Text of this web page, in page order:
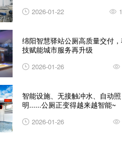
2026-01-22
绵阳智慧驿站公厕高质量交付
技赋能城市服务再升级
2026-01-26
智能设施、无接触冲水、自动照
明......公厕正变得越来越智能~
2026-01-26